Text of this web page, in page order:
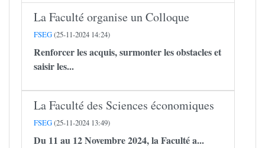
La Faculté organise un Colloque
FSEG(25-11-2024 14:24)
Renforcer les acquis, surmonter les obstacles et
saisir les...
La Faculté des Sciences économiques
FSEG(25-11-2024 13:49)
Du 11 au 12 Novembre 2024, la Faculté a...